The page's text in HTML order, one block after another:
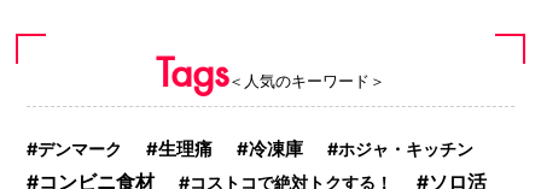
Tags＜人気のキーワード＞
デンマーク 生理痛 冷凍庫 ホジャ・キッチン
コンビニ食材 コストコで絶対トクする！ ソロ活